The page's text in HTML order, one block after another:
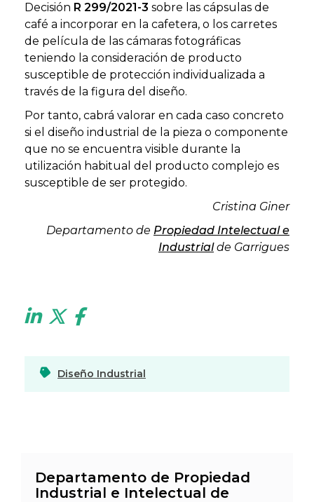
Decisión R 299/2021-3 sobre las cápsulas de
café a incorporar en la cafetera, o los carretes
de película de las cámaras fotográficas
teniendo la consideración de producto
susceptible de protección individualizada a
través de la figura del diseño.
Por tanto, cabrá valorar en cada caso concreto
si el diseño industrial de la pieza o componente
que no se encuentra visible durante la
utilización habitual del producto complejo es
susceptible de ser protegido.
Cristina Giner
Departamento de Propiedad Intelectual e
Industrialde Garrigues
Diseño Industrial
Departamento de Propiedad
Industrial e Intelectual de